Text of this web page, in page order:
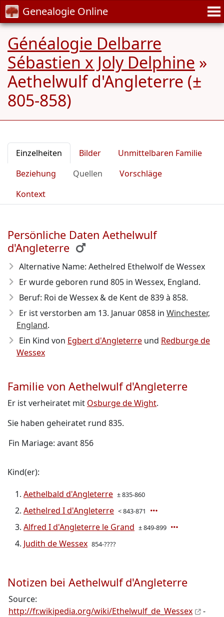
Genealogie Online
Généalogie Delbarre
Sébastien x Joly Delphine »
Aethelwulf d'Angleterre (±
805-858)
Einzelheiten Bilder
Unmittelbaren Familie
Beziehung
Quellen
Vorschläge
Kontext
Persönliche Daten Aethelwulf
d'Angleterre
Alternative Name: Aethelred Ethelwolf de Wessex
Er wurde geboren rund 805 in Wessex, England.
Beruf: Roi de Wessex & de Kent de 839 à 858.
Er ist verstorben am 13. Januar 0858 in Winchester,
England.
Ein Kind von Egbert d'Angleterre und Redburge de
Wessex
Familie von Aethelwulf d'Angleterre
Er ist verheiratet mit Osburge de Wight.
Sie haben geheiratet rund 835.
Fin Mariage: avant 856
Kind(er):
Aethelbald d'Angleterre ± 835-860
Aethelred I d'Angleterre < 843-871
Alfred I d'Angleterre le Grand ± 849-899
Judith de Wessex 854-????
Notizen bei Aethelwulf d'Angleterre
Source:
http://fr.wikipedia.org/wiki/Ethelwulf_de_Wessex
-